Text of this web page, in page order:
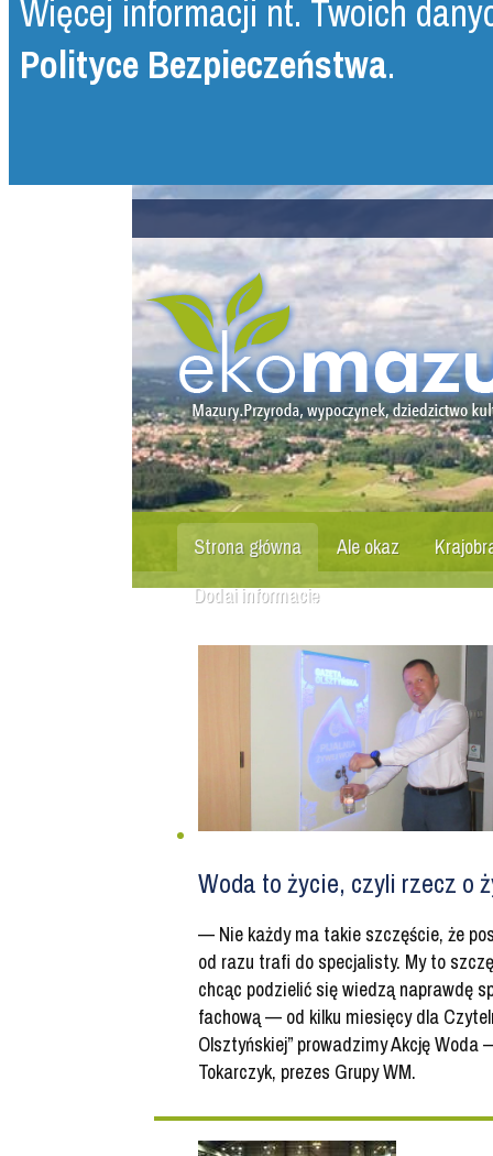
Więcej informacji nt. Twoich
Polityce Bezpieczeństwa.
Strona główna Ale okaz
Dodaj informację
Woda to życie, czyli rzecz o
— Nie każdy ma takie szczęście, że
od razu trafi do specjalisty. My to
chcąc podzielić się wiedzą naprawdę
fachową — od kilku miesięcy dla
Olsztyńskiej” prowadzimy Akcję Woda
Tokarczyk, prezes Grupy WM.